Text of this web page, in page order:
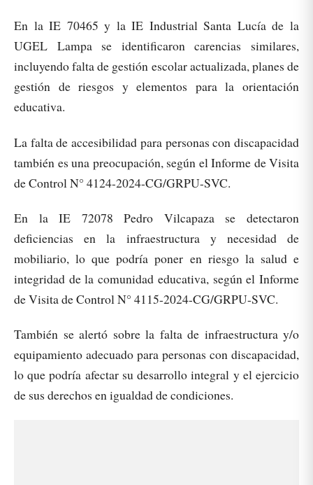
En la IE 70465 y la IE Industrial Santa Lucía de la
UGEL Lampa se identificaron carencias similares,
incluyendo falta de gestión escolar actualizada, planes de
gestión de riesgos y elementos para la orientación
educativa.
La falta de accesibilidad para personas con discapacidad
también es una preocupación, según el Informe de Visita
de Control N° 4124-2024-CG/GRPU-SVC.
En la IE 72078 Pedro Vilcapaza se detectaron
deficiencias en la infraestructura y necesidad de
mobiliario, lo que podría poner en riesgo la salud e
integridad de la comunidad educativa, según el Informe
de Visita de Control N° 4115-2024-CG/GRPU-SVC.
También se alertó sobre la falta de infraestructura y/o
equipamiento adecuado para personas con discapacidad,
lo que podría afectar su desarrollo integral y el ejercicio
de sus derechos en igualdad de condiciones.